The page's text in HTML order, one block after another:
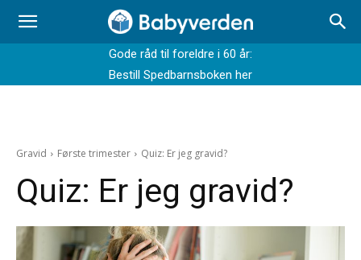
Gode råd til foreldre i 60 år:
Bestill Spedbarnsboken her
Gravid Første trimester Quiz: Er jeg gravid?
Quiz: Er jeg gravid?